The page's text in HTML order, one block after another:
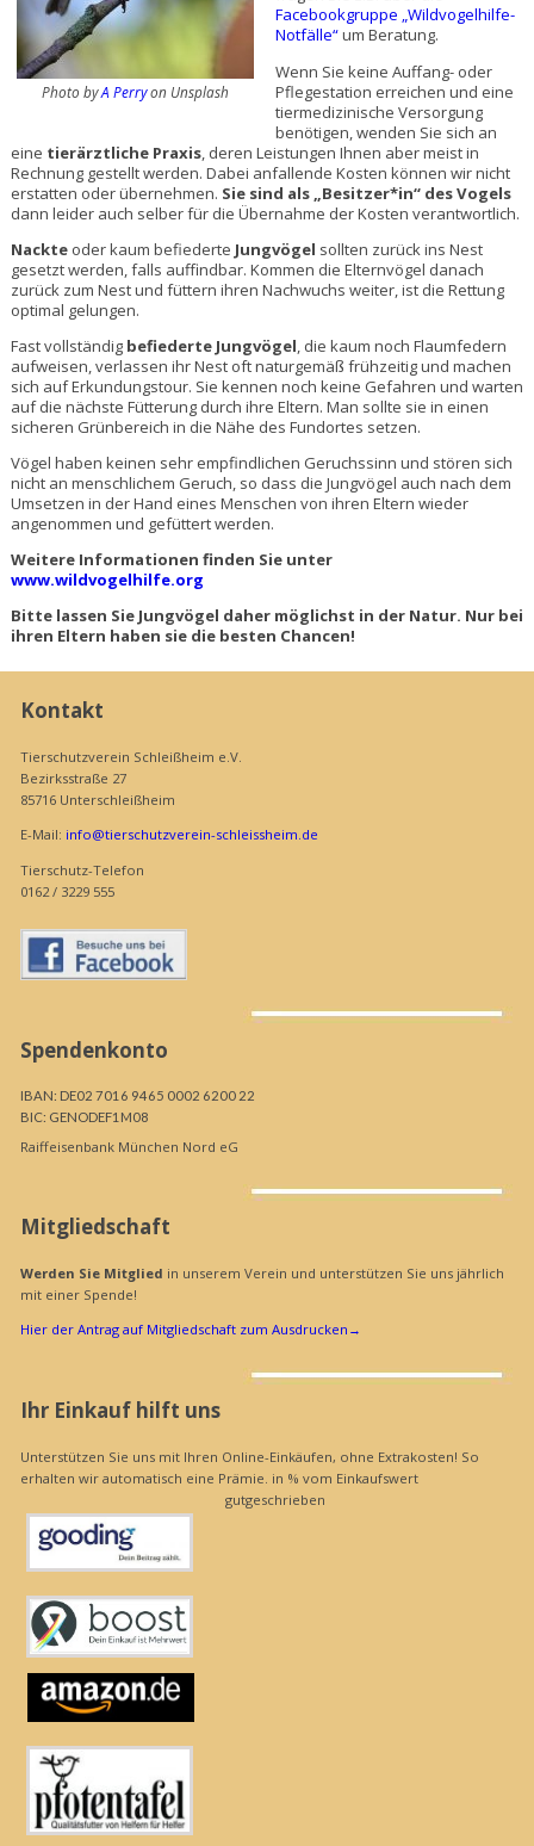
Photo byA Perryon Unsplash
Facebookgruppe „Wildvogelhilfe-
Notfälle“um Beratung.
Wenn Sie keine Auffang- oder
Pflegestation erreichen und eine
tiermedizinische Versorgung
benötigen, wenden Sie sich an
eine tierärztliche Praxis, deren Leistungen Ihnen aber meist in
Rechnung gestellt werden. Dabei anfallende Kosten können wir nicht
erstatten oder übernehmen. Sie sind als „Besitzer*in“ des Vogels
dann leider auch selber für die Übernahme der Kosten verantwortlich.
Nackteoder kaum befiederte Jungvögel sollten zurück ins Nest
gesetzt werden, falls auffindbar. Kommen die Elternvögel danach
zurück zum Nest und füttern ihren Nachwuchs weiter, ist die Rettung
optimal gelungen.
Fast vollständig befiederte Jungvögel, die kaum noch Flaumfedern
aufweisen, verlassen ihr Nest oft naturgemäß frühzeitig und machen
sich auf Erkundungstour. Sie kennen noch keine Gefahren und warten
auf die nächste Fütterung durch ihre Eltern. Man sollte sie in einen
sicheren Grünbereich in die Nähe des Fundortes setzen.
Vögel haben keinen sehr empfindlichen Geruchssinn und stören sich
nicht an menschlichem Geruch, so dass die Jungvögel auch nach dem
Umsetzen in der Hand eines Menschen von ihren Eltern wieder
angenommen und gefüttert werden.
Weitere Informationen finden Sie unter
www.wildvogelhilfe.org
Bitte lassen Sie Jungvögel daher möglichst in der Natur. Nur bei
ihren Eltern haben sie die besten Chancen!
Kontakt
Tierschutzverein Schleißheim e.V.
Bezirksstraße 27
85716 Unterschleißheim
E-Mail: info@tierschutzverein-schleissheim.de
Tierschutz-Telefon
0162 / 3229 555
Spendenkonto
IBAN: DE02 7016 9465 0002 6200 22
BIC: GENODEF1M08
Raiffeisenbank München Nord eG
Mitgliedschaft
Werden Sie Mitglied in unserem Verein und unterstützen Sie uns jährlich
mit einer Spende!
Hier der Antrag auf Mitgliedschaft zum Ausdrucken →
Ihr Einkauf hilft uns
Unterstützen Sie uns mit Ihren Online-Einkäufen, ohne Extrakosten! So
erhalten wir automatisch eine Prämie. in % vom Einkaufswert
gutgeschrieben